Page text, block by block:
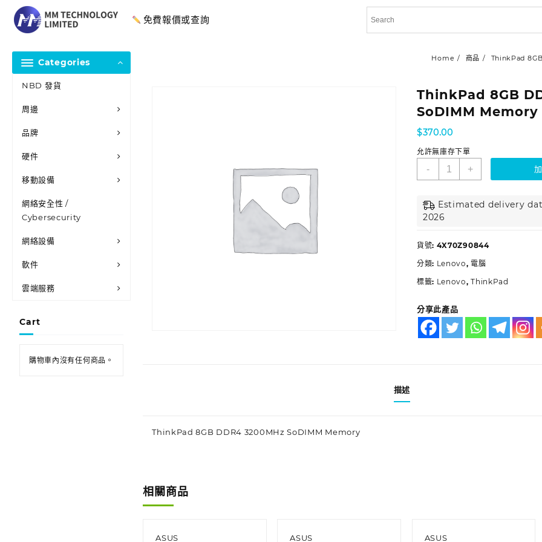
免費報價或查詢
Categories
NBD 發貨
周邊
品牌
硬件
移動設備
網絡安全性 /
Cybersecurity
網絡設備
軟件
雲端服務
Cart
購物車內沒有任何商品。
Home 商品 ThinkPad
ThinkPad 8GB
SoDIMM Memory
$370.00
允許無庫存下單
- +
Estimated delivery
2026
貨號: 4X70Z90844
分類: Lenovo, 電腦
標籤: Lenovo,ThinkPad
分享此產品
描述
ThinkPad 8GB DDR4 3200MHz SoDIMM Memory
相關商品
ASUS ASUS ASUS